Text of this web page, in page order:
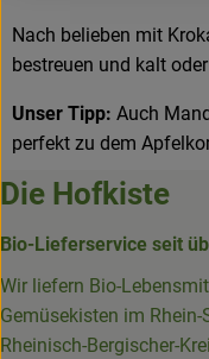
Nach belieben mit
bestreuen und kalt
Unser Tipp: Auch
perfekt zu dem
Die Hofkiste
Bio-Lieferservice seit
Wir liefern Bio-
Gemüsekisten im Rhein-
Rheinisch-Bergischer-